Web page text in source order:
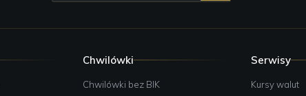
Chwilówki
Chwilówki bez BIK
Serwisy
Kursy walut